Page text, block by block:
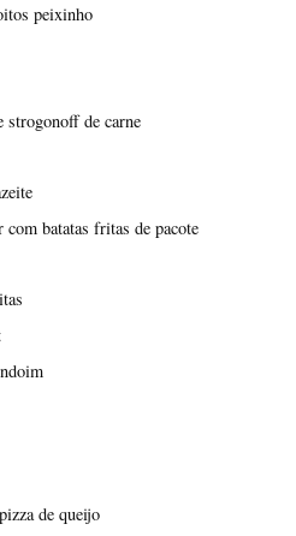
peixinho
strogonoff de carne
batatas fritas de pacote
de queijo